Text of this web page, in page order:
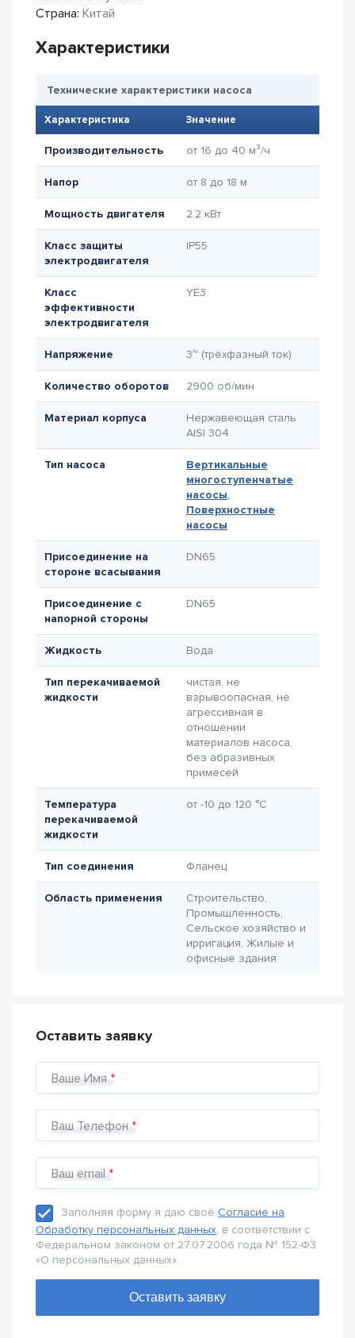
Страна: Китай
Характеристики
Технические характеристики насоса
Характеристика Значение
Производительность от 16 до 40 м³/ч
Напор от 8 до 18 м
Мощность двигателя 2.2 кВт
Класс защиты
электродвигателя
IP55
Класс
эффективности
электродвигателя
YE3
Напряжение 3~ (трёхфазный ток)
Количество оборотов 2900 об/мин
Материал корпуса
Нержавеющая сталь
AISI 304
Тип насоса
Вертикальные
многоступенчатые
насосы,
Поверхностные
насосы
Присоединение на
стороне всасывания
DN65
Присоединение с
напорной стороны
DN65
Жидкость Вода
Тип перекачиваемой
жидкости
чистая, не
взрывоопасная, не
агрессивная в
отношении
материалов насоса,
без абразивных
примесей
Температура
перекачиваемой
жидкости
от -10 до 120 °C
Тип соединения Фланец
Область применения
Строительство,
Промышленность,
Сельское хозяйство и
ирригация, Жилые и
офисные здания
Оставить заявку
Ваше Имя
Ваш Телефон
Ваш email
Заполняя форму я даю своё Согласие на
Обработку персональных данных, в соответствии с
Федеральном законом от 27.07.2006 года № 152-Ф3
«О персональных данных».